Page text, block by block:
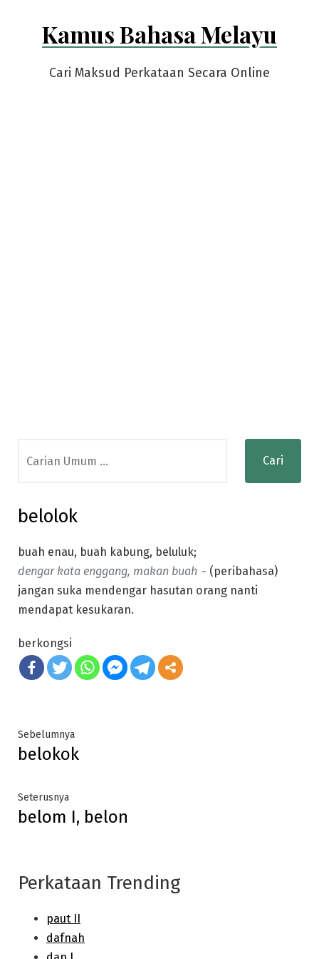
Kamus Bahasa Melayu
Cari Maksud Perkataan Secara Online
for:
belolok
buah enau, buah kabung, beluluk;
dengar kata enggang, makan buah ~ (peribahasa)
jangan suka mendengar hasutan orang nanti
mendapat kesukaran.
berkongsi
Post
navigation
SebelumnyaPrevious
post:
belokok
SeterusnyaNext
post:
belom I, belon
Perkataan Trending